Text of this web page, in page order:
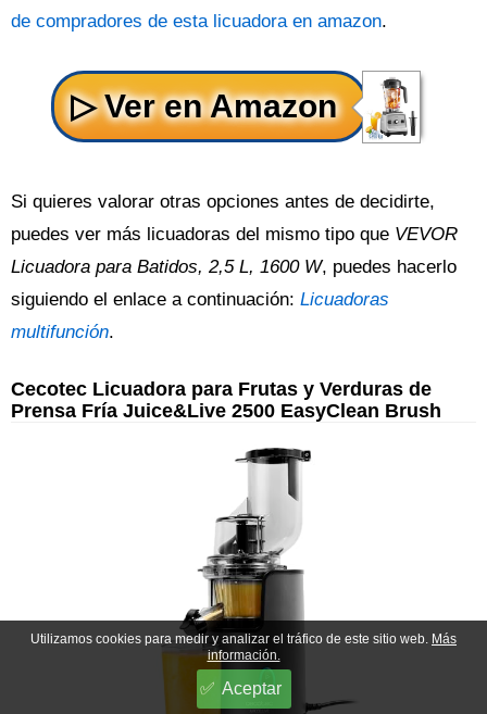
de compradores de esta licuadora en amazon.
Si quieres valorar otras opciones antes de decidirte,
puedes ver más licuadoras del mismo tipo que VEVOR
Licuadora para Batidos, 2,5 L, 1600 W, puedes hacerlo
siguiendo el enlace a continuación: Licuadoras
multifunción.
Cecotec Licuadora para Frutas y Verduras de
Prensa Fría Juice&Live 2500 EasyClean Brush
Utilizamos cookies para medir y analizar el tráfico de este sitio web. Más
información.
Aceptar